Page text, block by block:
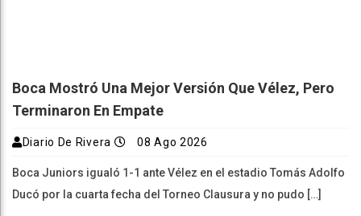
Boca Mostró Una Mejor Versión Que Vélez, Pero
Terminaron En Empate
Diario De Rivera 08 Ago 2026
Boca Juniors igualó 1-1 ante Vélez en el estadio Tomás Adolfo
Ducó por la cuarta fecha del Torneo Clausura y no pudo […]